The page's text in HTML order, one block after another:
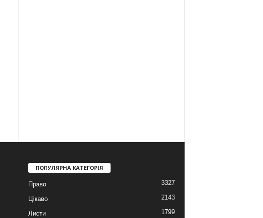
ПОПУЛЯРНА КАТЕГОРІЯ
Право 3327
Цікаво 2143
Листи 1799